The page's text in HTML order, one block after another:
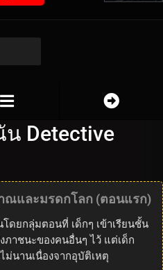
Detective
ณและมรดกโลก (ตอนแรก)
ดยกลุ่มตอนที่ เด็กๆ เข้าเรียนชั้น
าชนะของคนอื่นๆ ไว้ แต่เด็ก
ม่นานเนื่องจากอุบัติเหตุ